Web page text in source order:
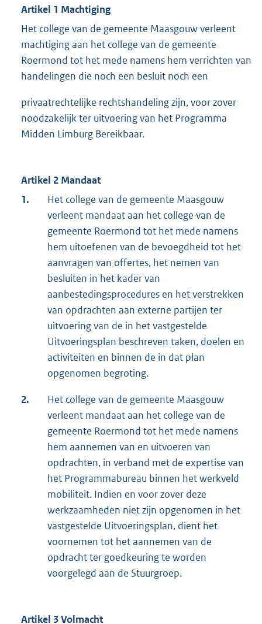
Artikel 1 Machtiging
Het college van de gemeente Maasgouw verleent
machtiging aan het college van de gemeente
Roermond tot het mede namens hem verrichten van
handelingen die noch een besluit noch een
privaatrechtelijke rechtshandeling zijn, voor zover
noodzakelijk ter uitvoering van het Programma
Midden Limburg Bereikbaar.
Artikel 2 Mandaat
1.
Het college van de gemeente Maasgouw
verleent mandaat aan het college van de
gemeente Roermond tot het mede namens
hem uitoefenen van de bevoegdheid tot het
aanvragen van offertes, het nemen van
besluiten in het kader van
aanbestedingsprocedures en het verstrekken
van opdrachten aan externe partijen ter
uitvoering van de in het vastgestelde
Uitvoeringsplan beschreven taken, doelen en
activiteiten en binnen de in dat plan
opgenomen begroting.
2.
Het college van de gemeente Maasgouw
verleent mandaat aan het college van de
gemeente Roermond tot het mede namens
hem aannemen van en uitvoeren van
opdrachten, in verband met de expertise van
het Programmabureau binnen het werkveld
mobiliteit. Indien en voor zover deze
werkzaamheden niet zijn opgenomen in het
vastgestelde Uitvoeringsplan, dient het
voornemen tot het aannemen van de
opdracht ter goedkeuring te worden
voorgelegd aan de Stuurgroep.
Artikel 3 Volmacht